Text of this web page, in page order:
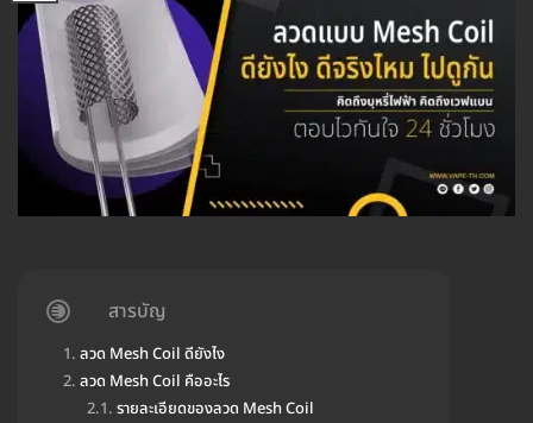
สารบัญ
ลวด Mesh Coil ดียังไง
ลวด Mesh Coil คืออะไร
รายละเอียดของลวด Mesh Coil